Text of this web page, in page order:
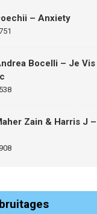
– Anxiety
Bocelli – Je Vis
Zain & Harris J